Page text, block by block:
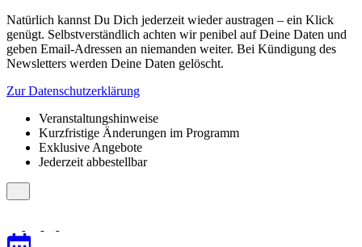
Natürlich kannst Du Dich jederzeit wieder austragen – ein Klick
genügt. Selbstverständlich achten wir penibel auf Deine Daten und
geben Email-Adressen an niemanden weiter. Bei Kündigung des
Newsletters werden Deine Daten gelöscht.
Zur Datenschutzerklärung
Veranstaltungshinweise
Kurzfristige Änderungen im Programm
Exklusive Angebote
Jederzeit abbestellbar